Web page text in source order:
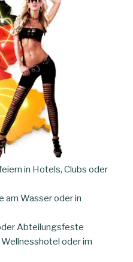
in Hotels, Clubs oder
am Wasser oder in
Abteilungsfeste
Wellnesshotel oder im